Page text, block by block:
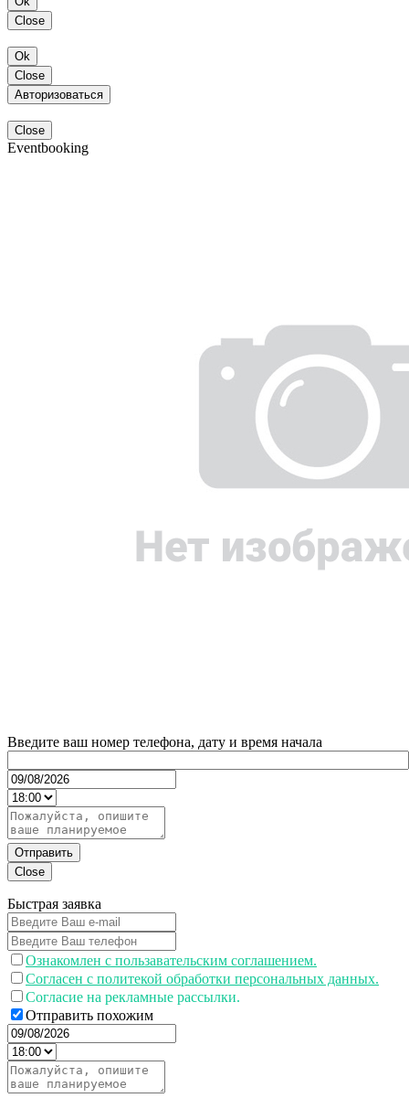
Close
Ok
Close
Авторизоваться
Close
Eventbooking
Введите ваш номер телефона, дату и время начала
Отправить
Close
Быстрая заявка
Ознакомлен с пользавательским соглашением.
Согласен с политекой обработки персональных данных.
Согласие на рекламные рассылки.
Отправить похожим